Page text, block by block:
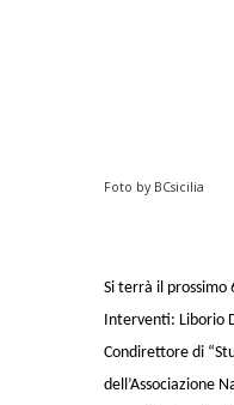
Foto by BCsicilia
Si terrà il prossimo
Interventi: Liborio
Condirettore di
dell’Associazione